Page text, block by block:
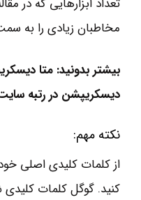
تعداد ابزارهایی که در
مخاطبان زیادی را به
بیشتر بدونید: متا
دیسکریپشن در رتبه
نکته مهم:
از کلمات کلیدی اصلی
کنید. گوگل کلمات